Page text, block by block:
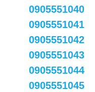
0905551040
0905551041
0905551042
0905551043
0905551044
0905551045